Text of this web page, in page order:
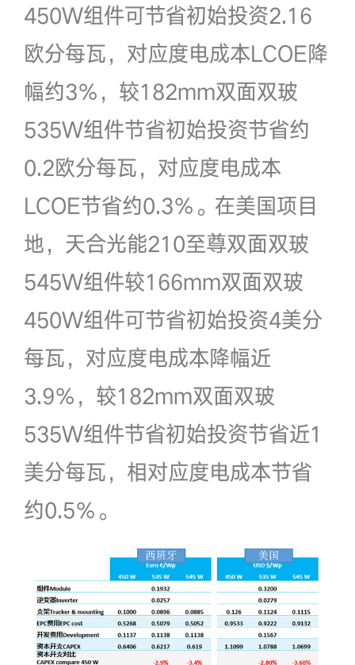
450W组件可节省初始投资2.16
欧分每瓦，对应度电成本LCOE降
幅约3％，较182mm双面双玻
535W组件节省初始投资节省约
0.2欧分每瓦，对应度电成本
LCOE节省约0.3％。在美国项目
地，天合光能210至尊双面双玻
545W组件较166mm双面双玻
450W组件可节省初始投资4美分
每瓦，对应度电成本降幅近
3.9％，较182mm双面双玻
535W组件节省初始投资节省近1
美分每瓦，相对应度电成本节省
约0.5％。